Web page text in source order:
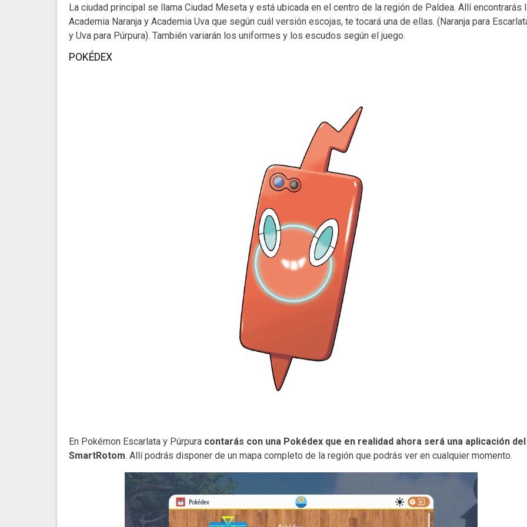
La ciudad principal se llama Ciudad Meseta y está ubicada en el centro de la región de Paldea. Allí encontrarás
Academia Naranja y Academia Uva que según cuál versión escojas, te tocará una de ellas. (Naranja para
y Uva para Púrpura). También variarán los uniformes y los escudos según el juego.
POKÉDEX
En Pokémon Escarlata y Púrpura contarás con una Pokédex que en realidad ahora será una aplicación del
SmartRotom. Allí podrás disponer de un mapa completo de la región que podrás ver en cualquier momento.